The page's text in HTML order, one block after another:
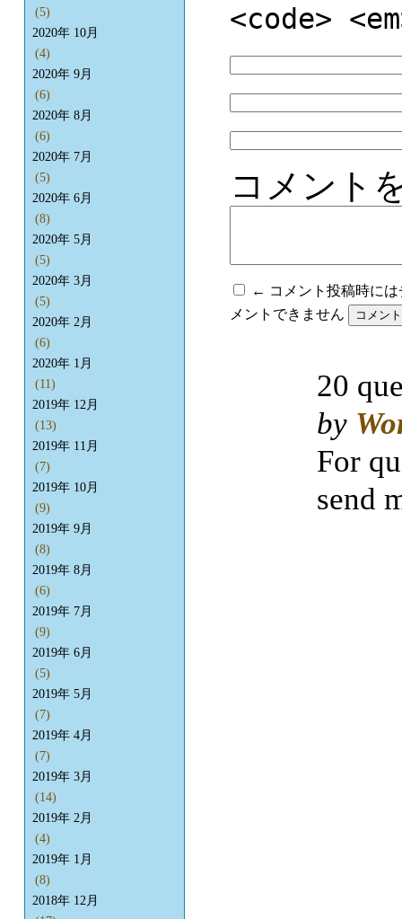
<code>
コメント
← コメント投稿時に
メントできません
(5)
2020年 10月
(4)
2020年 9月
(6)
2020年 8月
(6)
2020年 7月
(5)
2020年 6月
(8)
2020年 5月
(5)
2020年 3月
(5)
2020年 2月
(6)
2020年 1月
(11)
2019年 12月
(13)
2019年 11月
(7)
2019年 10月
(9)
2019年 9月
(8)
2019年 8月
(6)
2019年 7月
(9)
2019年 6月
(5)
2019年 5月
(7)
2019年 4月
(7)
2019年 3月
(14)
2019年 2月
(4)
2019年 1月
(8)
2018年 12月
20
by
For
send